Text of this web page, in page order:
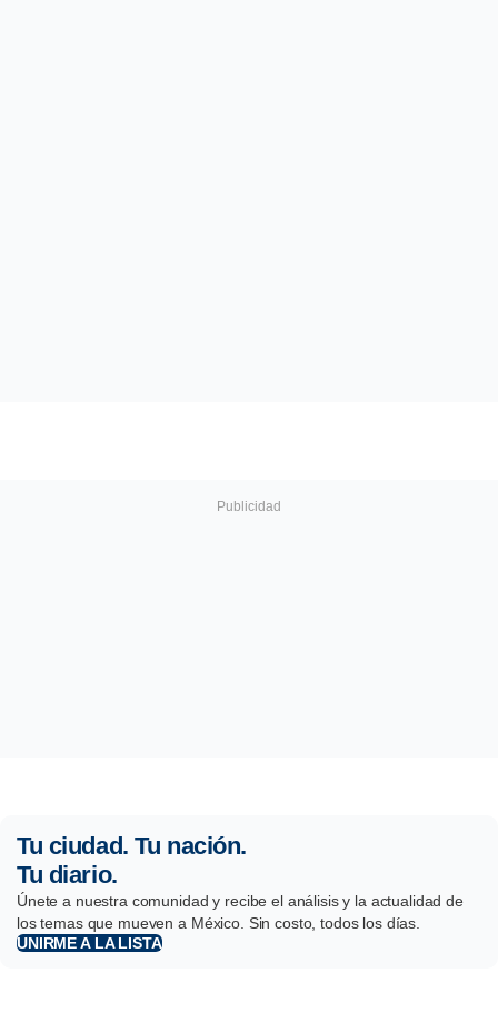
Tu ciudad. Tu nación.
Tu diario.
Únete a nuestra comunidad y recibe el análisis y la actualidad de
los temas que mueven a México. Sin costo, todos los días.
UNIRME A LA LISTA